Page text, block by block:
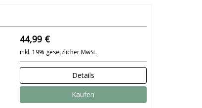
44,99 €
inkl. 19% gesetzlicher MwSt.
Details
Kaufen